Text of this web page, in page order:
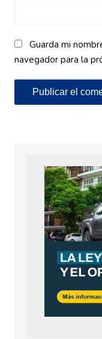
Guarda mi
navegador para la